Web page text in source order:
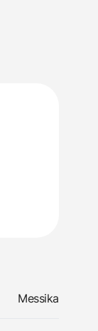
Messika